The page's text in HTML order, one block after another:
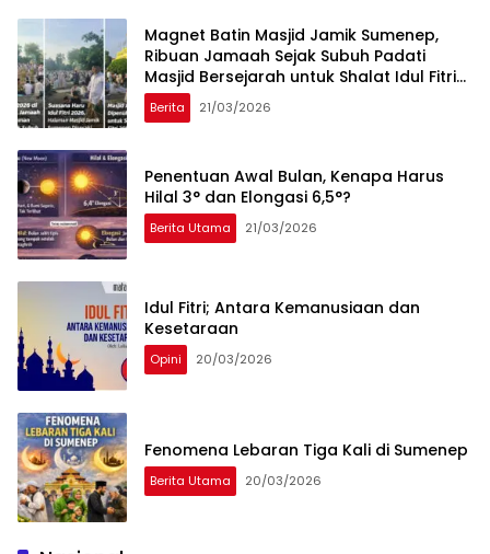
Magnet Batin Masjid Jamik Sumenep,
Ribuan Jamaah Sejak Subuh Padati
Masjid Bersejarah untuk Shalat Idul Fitri
2026
Berita 21/03/2026
Penentuan Awal Bulan, Kenapa Harus
Hilal 3° dan Elongasi 6,5°?
Berita Utama 21/03/2026
Idul Fitri; Antara Kemanusiaan dan
Kesetaraan
Opini 20/03/2026
Fenomena Lebaran Tiga Kali di Sumenep
Berita Utama 20/03/2026